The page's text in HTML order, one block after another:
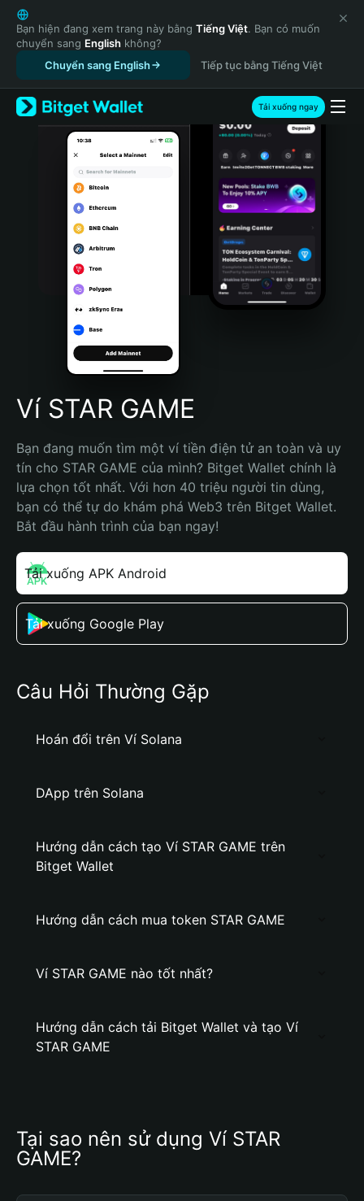
English
日本語
Tiếng Việt
Русский
Español (Latinoamérica)
Türkçe
Italiano
Português (Portugal)
Bahasa Indonesia
Português (Brasil)
Español (Argentina)
Bạn hiện đang xem trang này bằng Tiếng Việt. Bạn có muốn
chuyển sang English không?
Chuyển sang English
Tiếp tục bằng Tiếng Việt
Tải xuống ngay
Ví STAR GAME
Bạn đang muốn tìm một ví tiền điện tử an toàn và uy
tín cho STAR GAME của mình? Bitget Wallet chính là
lựa chọn tốt nhất. Với hơn 40 triệu người tin dùng,
bạn có thể tự do khám phá Web3 trên Bitget Wallet.
Bắt đầu hành trình của bạn ngay!
Tải xuống APK Android
Tải xuống Google Play
Câu Hỏi Thường Gặp
Hoán đổi trên Ví Solana
DApp trên Solana
Hướng dẫn cách tạo Ví STAR GAME trên
Bitget Wallet
Hướng dẫn cách mua token STAR GAME
Ví STAR GAME nào tốt nhất?
Hướng dẫn cách tải Bitget Wallet và tạo Ví
STAR GAME
Tại sao nên sử dụng Ví STAR
GAME?